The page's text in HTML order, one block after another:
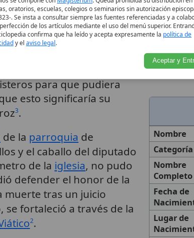
Nombre
Categoría
Nombre
Completo
Fecha de
Lugar de
un enfrentamiento, José
las tropas
para que pudiera
esto significaría su
3.
de la parroquia de
y el caballo del diputado
de la iglesia, no pudo
defender el honor de la
muerte tras un juicio
se fortaleció a través de la
2.
oratorios, escuelas, colegios o seminarios sin autorización
. Se insta a consultar siempre las fuentes referenciadas y a
de los artículos mediante el uso del menú superior.
confirma que ha leído y acepta expresamente la política de
y el aviso legal.
Aceptar y